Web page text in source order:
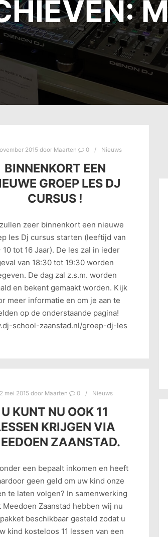
2015 door Maarten 0 Nieuws
BINNENKORT EEN
GROEP LES DJ
CURSUS !
zeer binnenkort een nieuwe
les Dj cursus starten (leeftijd van
10 tot 16 Jaar). De les zal in ieder
van 18:30 tot 19:30 worden
De dag zal z.s.m. worden
en bekent gemaakt worden. Kijk
meer informatie en om je aan te
op de onderstaande pagina!
school-zaanstad.nl/groep-dj-les
mei 2015 door Maarten 0 Nieuws
U KUNT NU OOK 11
KRIJGEN VIA
ZAANSTAD.
een bepaalt inkomen en heeft
geen geld om uw kind onze
te laten volgen? In samenwerking
Meedoen Zaanstad hebben wij nu
beschikbaar gesteld zodat u
kind kosteloos 11 lessen van een